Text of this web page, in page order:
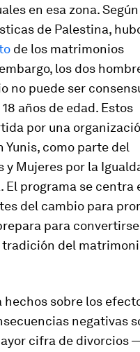
en esa zona.
de Palestina,
de los matrimonios
los dos
no puede ser
años de edad. Estos
por una
como parte del
y Mujeres por la
El programa se centra
del cambio para
para
tradición del
hechos sobre los
negativas
cifra de divorcios